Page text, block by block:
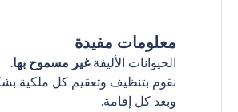
معلومات مفيدة
الحيوانات الأليفةغير مسموح بها.
نقوم بتنظيف وتعقيم كل ملكية
وبعد كل إقامة.